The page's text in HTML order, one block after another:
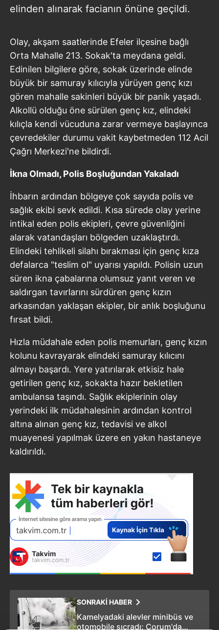
elinden alınarak facianın önüne geçildi.
Olay, akşam saatlerinde Efeler ilçesine bağlı
Orta Mahalle 213. Sokak'ta meydana geldi.
Edinilen bilgilere göre, sokak üzerinde elinde
büyük bir samuray kılıcıyla yürüyen genç kızı
gören mahalle sakinleri büyük bir panik yaşadı.
Alkollü olduğu öne sürülen genç kız, elindeki
kılıçla kendi vücuduna zarar vermeye başlayınca
çevredekiler durumu vakit kaybetmeden 112 Acil
Çağrı Merkezi'ne bildirdi.
İkna Olmadı, Polis Boşluğundan Yakaladı
İhbarın ardından bölgeye çok sayıda polis ve
sağlık ekibi sevk edildi. Kısa sürede olay yerine
intikal eden polis ekipleri, çevre güvenliğini
alarak vatandaşları bölgeden uzaklaştırdı.
Elindeki tehlikeli silahı bırakması için genç kıza
defalarca "teslim ol" uyarısı yapıldı. Polisin uzun
süren ikna çabalarına olumsuz yanıt veren ve
saldırgan tavırlarını sürdüren genç kızın
arkasından yaklaşan ekipler, bir anlık boşluğunu
fırsat bildi.
Hızla müdahale eden polis memurları, genç kızın
kolunu kavrayarak elindeki samuray kılıcını
almayı başardı. Yere yatırılarak etkisiz hale
getirilen genç kız, sokakta hazır bekletilen
ambulansa taşındı. Sağlık ekiplerinin olay
yerindeki ilk müdahalesinin ardından kontrol
altına alınan genç kız, tedavisi ve alkol
muayenesi yapılmak üzere en yakın hastaneye
kaldırıldı.
SONRAKİ HABER
Kamelyadaki alevler minibüs ve
otomobile sıçradı: Çorum'da